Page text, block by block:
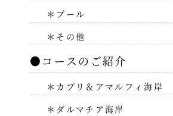
＊プール
＊その他
●コースのご紹介
＊カプリ＆アマルフィ海岸
＊ダルマチア海岸